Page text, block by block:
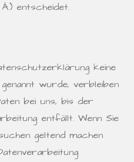
entscheidet.
keine
wurde, verbleiben
bei uns, bis der
entfällt. Wenn Sie
geltend machen